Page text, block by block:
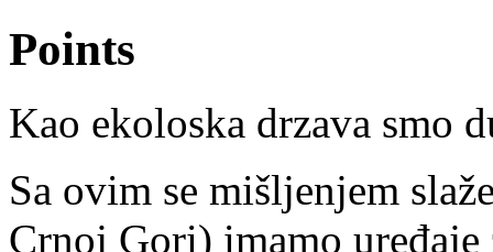
Points
Kao ekoloska drzava smo
Sa ovim se mišljenjem
Crnoj Gori) imamo